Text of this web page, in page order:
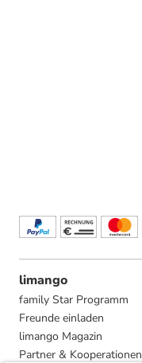
limango
family Star Programm
Freunde einladen
limango Magazin
Partner & Kooperationen